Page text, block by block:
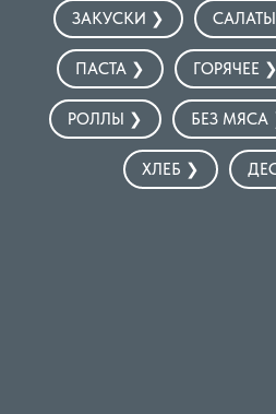
ЗАКУСКИ ❯
ПАСТА ❯ ГОРЯЧЕЕ ❯
РОЛЛЫ ❯ БЕЗ МЯСА
ХЛЕБ ❯